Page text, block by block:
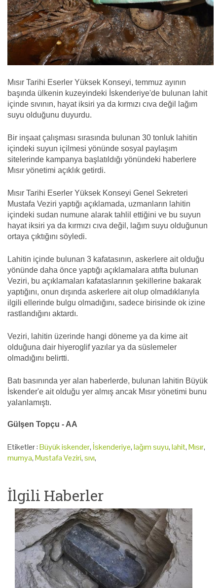
Mısır Tarihi Eserler Yüksek Konseyi, temmuz ayının
başında ülkenin kuzeyindeki İskenderiye'de bulunan lahit
içinde sıvının, hayat iksiri ya da kırmızı cıva değil lağım
suyu olduğunu duyurdu.
Bir inşaat çalışması sırasında bulunan 30 tonluk lahitin
içindeki suyun içilmesi yönünde sosyal paylaşım
sitelerinde kampanya başlatıldığı yönündeki haberlere
Mısır yönetimi açıklık getirdi.
Mısır Tarihi Eserler Yüksek Konseyi Genel Sekreteri
Mustafa Veziri yaptığı açıklamada, uzmanların lahitin
içindeki sudan numune alarak tahlil ettiğini ve bu suyun
hayat iksiri ya da kırmızı cıva değil, lağım suyu olduğunun
ortaya çıktığını söyledi.
Lahitin içinde bulunan 3 kafatasının, askerlere ait olduğu
yönünde daha önce yaptığı açıklamalara atıfta bulunan
Veziri, bu açıklamaları kafataslarının şekillerine bakarak
yaptığını, onun dışında askerlere ait olup olmadıklarıyla
ilgili ellerinde bulgu olmadığını, sadece birisinde ok izine
rastlandığını aktardı.
Veziri, lahitin üzerinde hangi döneme ya da kime ait
olduğuna dair hiyeroglif yazılar ya da süslemeler
olmadığını belirtti.
Batı basınında yer alan haberlerde, bulunan lahitin Büyük
İskender'e ait olduğu yer almış ancak Mısır yönetimi bunu
yalanlamıştı.
Gülşen Topçu - AA
Etiketler :Büyük iskender, İskenderiye,lağım suyu,lahit,Mısır,
mumya,Mustafa Veziri,sıvı,
İlgili Haberler